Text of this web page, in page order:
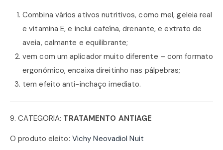
Combina vários ativos nutritivos, como mel, geleia real
e vitamina E, e inclui cafeína, drenante, e extrato de
aveia, calmante e equilibrante;
vem com um aplicador muito diferente – com formato
ergonômico, encaixa direitinho nas pálpebras;
tem efeito anti-inchaço imediato.
9. CATEGORIA: TRATAMENTO ANTIAGE
O produto eleito: Vichy Neovadiol Nuit